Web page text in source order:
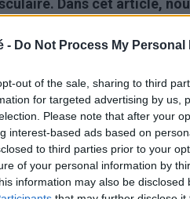
- Do Not Process My Personal
out of the sale, sharing to third
for targeted advertising by us,
Please note that after your
interest-based ads based on
to third parties prior to your
of your personal information by
information may also be
Dans cet article,
ayant des problèmes
à éviter, et quels sont